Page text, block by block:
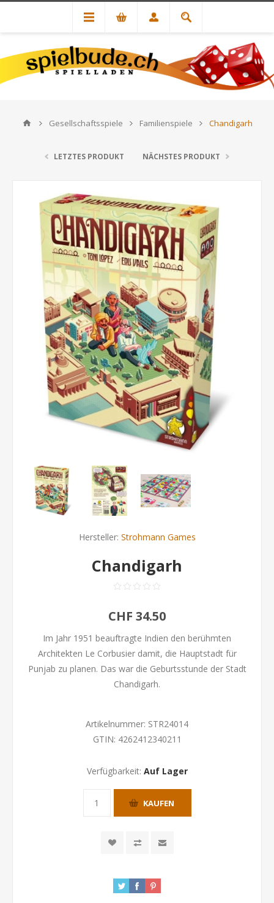
Gesellschaftsspiele Familienspiele Chandigarh
LETZTES PRODUKT NÄCHSTES PRODUKT
Hersteller: Strohmann Games
Chandigarh
CHF 34.50
Im Jahr 1951 beauftragte Indien den berühmten
Architekten Le Corbusier damit, die Hauptstadt für
Punjab zu planen. Das war die Geburtsstunde der Stadt
Chandigarh.
Artikelnummer: STR24014
GTIN: 4262412340211
Verfügbarkeit: Auf Lager
KAUFEN